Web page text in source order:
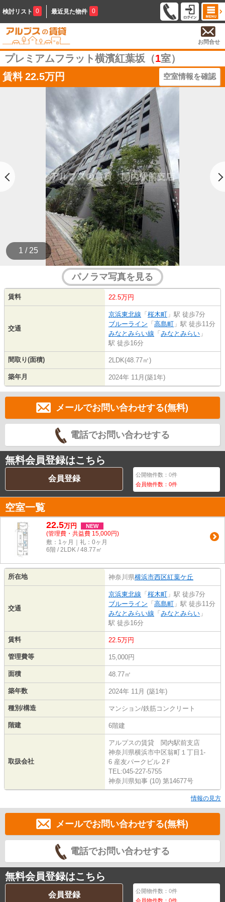
検討リスト 0 最近見た物件 0
お問合せ
プレミアムフラット横濱紅葉坂（1室）
賃料 22.5万円 空室情報を確認
1 / 25
パノラマ写真を見る
賃料 22.5万円
交通
京浜東北線 「 桜木町 」駅 徒歩7分
ブルーライン 「 高島町 」駅 徒歩11分
みなとみらい線 「 みなとみらい 」
駅 徒歩16分
間取り(面積) 2LDK(48.77㎡)
築年月 2024年 11月(築1年)
メールでお問い合わせする(無料)
電話でお問い合わせする
無料会員登録はこちら
会員登録 公開物件数：0件
会員物件数：0件
空室一覧
22.5万円 NEW
(管理費・共益費 15,000円)
敷：1ヶ月｜礼：0ヶ月
6階 / 2LDK / 48.77㎡
所在地 神奈川県横浜市西区紅葉ケ丘
交通
京浜東北線 「 桜木町 」駅 徒歩7分
ブルーライン 「 高島町 」駅 徒歩11分
みなとみらい線 「 みなとみらい 」
駅 徒歩16分
賃料 22.5万円
管理費等 15,000円
面積 48.77㎡
築年数 2024年 11月 (築1年)
種別/構造 マンション/鉄筋コンクリート
階建 6階建
取扱会社
アルプスの賃貸 関内駅前支店
神奈川県横浜市中区翁町１丁目1-
6 産友パークビル 2Ｆ
TEL:045-227-5755
神奈川県知事 (10) 第14677号
情報の見方
メールでお問い合わせする(無料)
電話でお問い合わせする
無料会員登録はこちら
会員登録 公開物件数：0件
会員物件数：0件